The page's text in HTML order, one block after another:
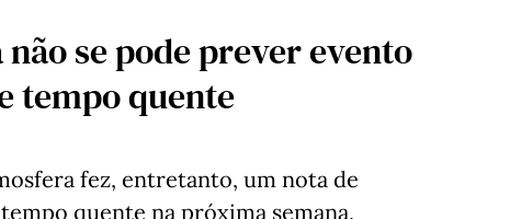
se pode prever evento
tempo quente
fez, entretanto, um nota de
quente na próxima semana,